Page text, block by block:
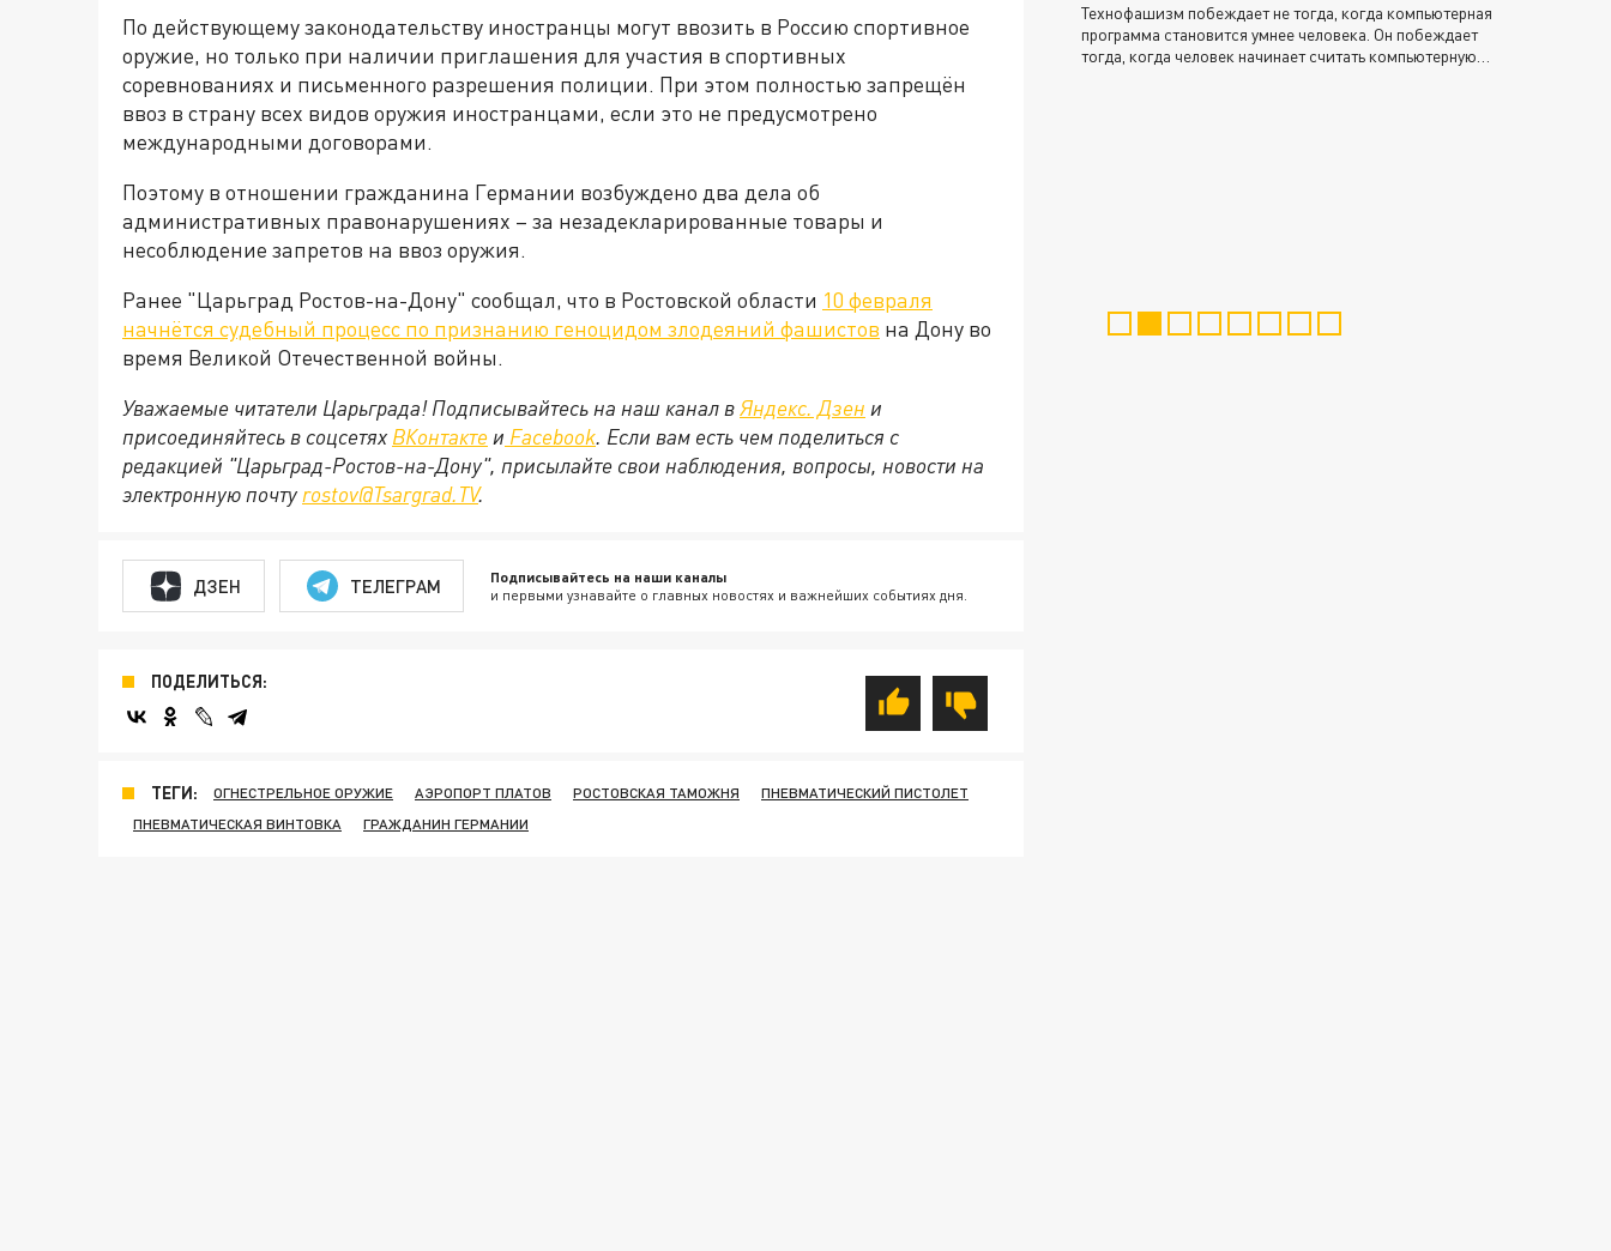
По действующему законодательству иностранцы могут ввозить в Россию спортивное
оружие, но только при наличии приглашения для участия в спортивных
соревнованиях и письменного разрешения полиции. При этом полностью запрещён
ввоз в страну всех видов оружия иностранцами, если это не предусмотрено
международными договорами.
Поэтому в отношении гражданина Германии возбуждено два дела об
административных правонарушениях – за незадекларированные товары и
несоблюдение запретов на ввоз оружия.
Ранее "Царьград Ростов-на-Дону" сообщал, что в Ростовской области 10 февраля
начнётся судебный процесс по признанию геноцидом злодеяний фашистов на Дону во
время Великой Отечественной войны.
Уважаемые читатели Царьграда! Подписывайтесь на наш канал вЯндекс. Дзен и
присоединяйтесь в соцсетях ВКонтакте и Facebook. Если вам есть чем поделиться с
редакцией "Царьград-Ростов-на-Дону", присылайте свои наблюдения, вопросы, новости на
электронную почту rostov@Tsargrad.ТV.
ДЗЕН ТЕЛЕГРАМ Подписывайтесь на наши каналы
и первыми узнавайте о главных новостях и важнейших событиях дня.
ПОДЕЛИТЬСЯ:
ТЕГИ: ОГНЕСТРЕЛЬНОЕ ОРУЖИЕ АЭРОПОРТ ПЛАТОВ РОСТОВСКАЯ ТАМОЖНЯ
ПНЕВМАТИЧЕСКИЙ ПИСТОЛЕТ
ПНЕВМАТИЧЕСКАЯ ВИНТОВКА
ГРАЖДАНИН ГЕРМАНИИ
Технофашизм побеждает не тогда, когда компьютерная
программа становится умнее человека. Он побеждает
тогда, когда человек начинает считать компьютерную